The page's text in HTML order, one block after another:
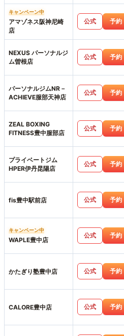
キャンペーン中
アマゾネス阪神尼崎
店
公式 予約
NEXUS パーソナルジ
ム曽根店
公式 予約
パーソナルジムNR－
ACHIEVE服部天神店
公式 予約
ZEAL BOXING
FITNESS豊中服部店
公式 予約
プライベートジム
HPER伊丹昆陽店
公式 予約
fis豊中駅前店 公式 予約
キャンペーン中
WAPLE豊中店
公式 予約
かたぎり塾豊中店 公式 予約
CALORE豊中店 公式 予約